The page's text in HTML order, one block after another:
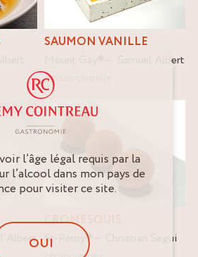
SAUMON VANILLE
Samuel Albert
poisson
Albert
CROMESQUIS
St-Rémy®
Christian Segui
l’âge légal requis par la
l’alcool dans mon pays de
pour visiter ce site.
OUI